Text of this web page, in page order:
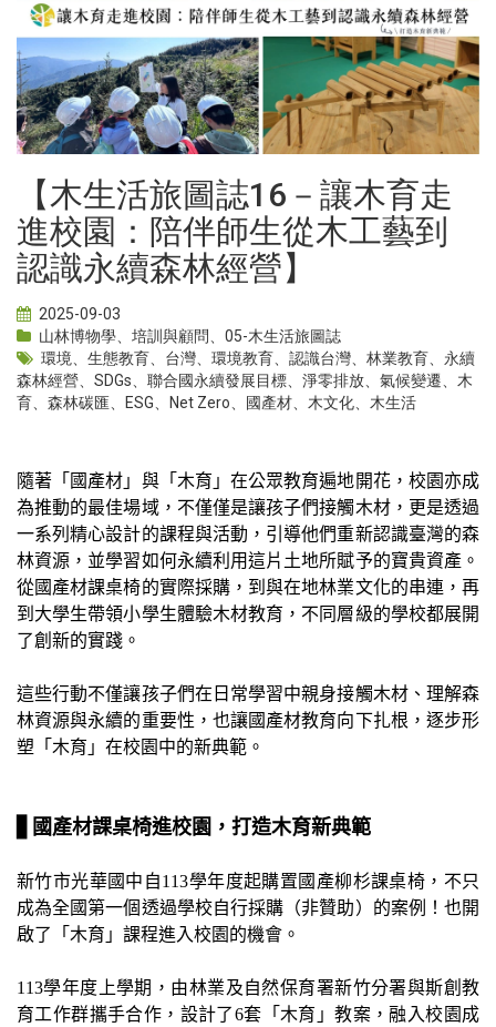
【木生活旅圖誌16－讓木育走
進校園：陪伴師生從木工藝到
認識永續森林經營】
2025-09-03
山林博物學
培訓與顧問
05-木生活旅圖誌
環境
生態教育 台灣 環境教育 認識台灣 林業教育
永續
森林經營
SDGs 聯合國永續發展目標 淨零排放 氣候變遷
木
育
森林碳匯 ESG Net Zero 國產材 木文化 木生活
隨著「國產材」與「木育」在公眾教育遍地開花，校園亦成
為推動的最佳場域，不僅僅是讓孩子們接觸木材，更是透過
一系列精心設計的課程與活動，引導他們重新認識臺灣的森
林資源，並學習如何永續利用這片土地所賦予的寶貴資產。
從國產材課桌椅的實際採購，到與在地林業文化的串連，再
到大學生帶領小學生體驗木材教育，不同層級的學校都展開
了創新的實踐。
這些行動不僅讓孩子們在日常學習中親身接觸木材、理解森
林資源與永續的重要性，也讓國產材教育向下扎根，逐步形
塑「木育」在校園中的新典範。
國產材課桌椅進校園，打造木育新典範
新竹市光華國中自113學年度起購置國產柳杉課桌椅，不只
成為全國第一個透過學校自行採購（非贊助）的案例！也開
啟了「木育」課程進入校園的機會。
113學年度上學期，由林業及自然保育署新竹分署與斯創教
育工作群攜手合作，設計了6套「木育」教案，融入校園成